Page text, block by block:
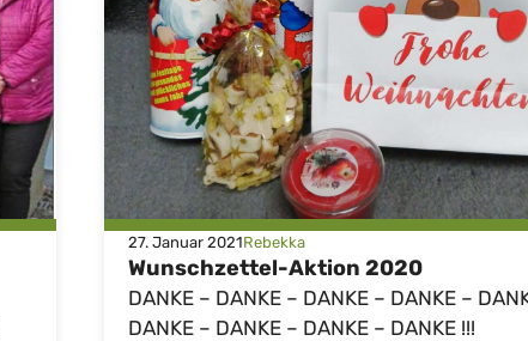
27. Januar 2021Rebekka
Wunschzettel-Aktion 2020
DANKE – DANKE – DANKE – DANKE –
DANKE – DANKE – DANKE – DANKE !!!